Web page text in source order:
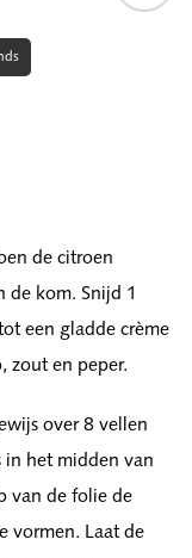
de citroen
de kom. Snijd 1
een gladde crème
zout en peper.
over 8 vellen
in het midden van
van de folie de
vormen. Laat de